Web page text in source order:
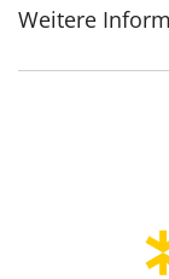
Weitere